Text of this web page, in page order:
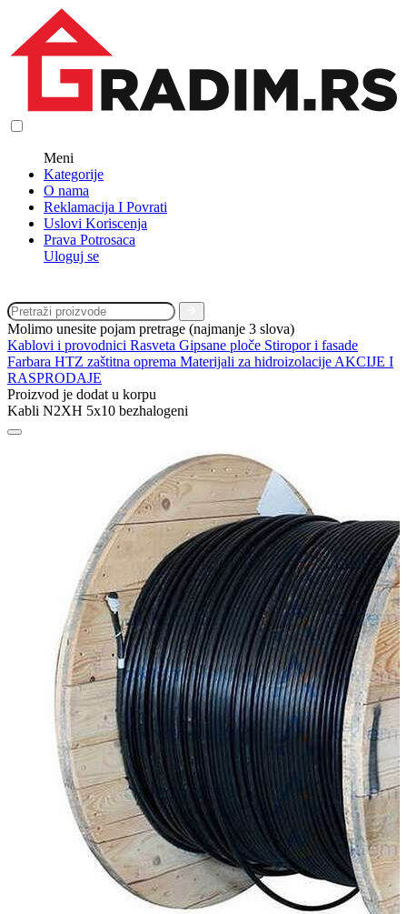
Meni
Kategorije
O nama
Reklamacija I Povrati
Uslovi Koriscenja
Prava Potrosaca
Uloguj se
Molimo unesite pojam pretrage (najmanje 3 slova)
Kablovi i provodnici Rasveta Gipsane ploče Stiropor i fasade
Farbara HTZ zaštitna oprema Materijali za hidroizolacije AKCIJE I
RASPRODAJE
Proizvod je dodat u korpu
Kabli N2XH 5x10 bezhalogeni